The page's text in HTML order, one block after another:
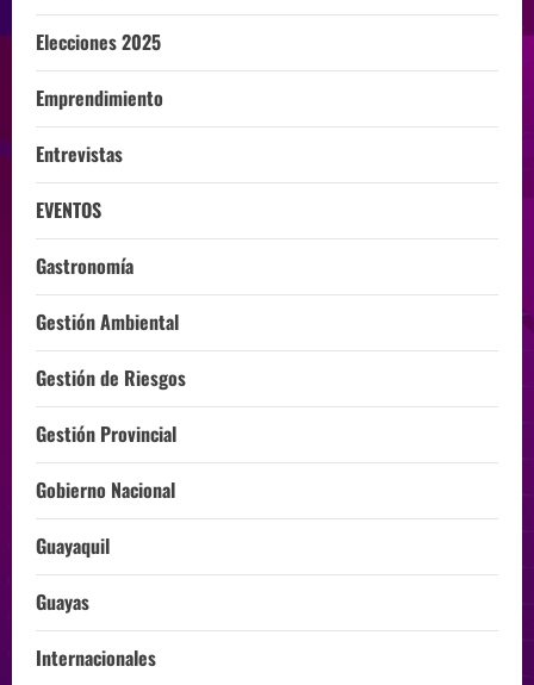
Elecciones 2025
Emprendimiento
Entrevistas
EVENTOS
Gastronomía
Gestión Ambiental
Gestión de Riesgos
Gestión Provincial
Gobierno Nacional
Guayaquil
Guayas
Internacionales